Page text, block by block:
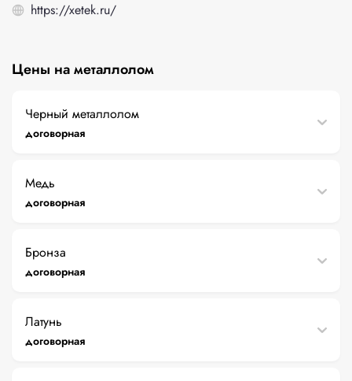
https://xetek.ru/
Цены на металлолом
Черный металлолом
договорная
Медь
договорная
Бронза
договорная
Латунь
договорная